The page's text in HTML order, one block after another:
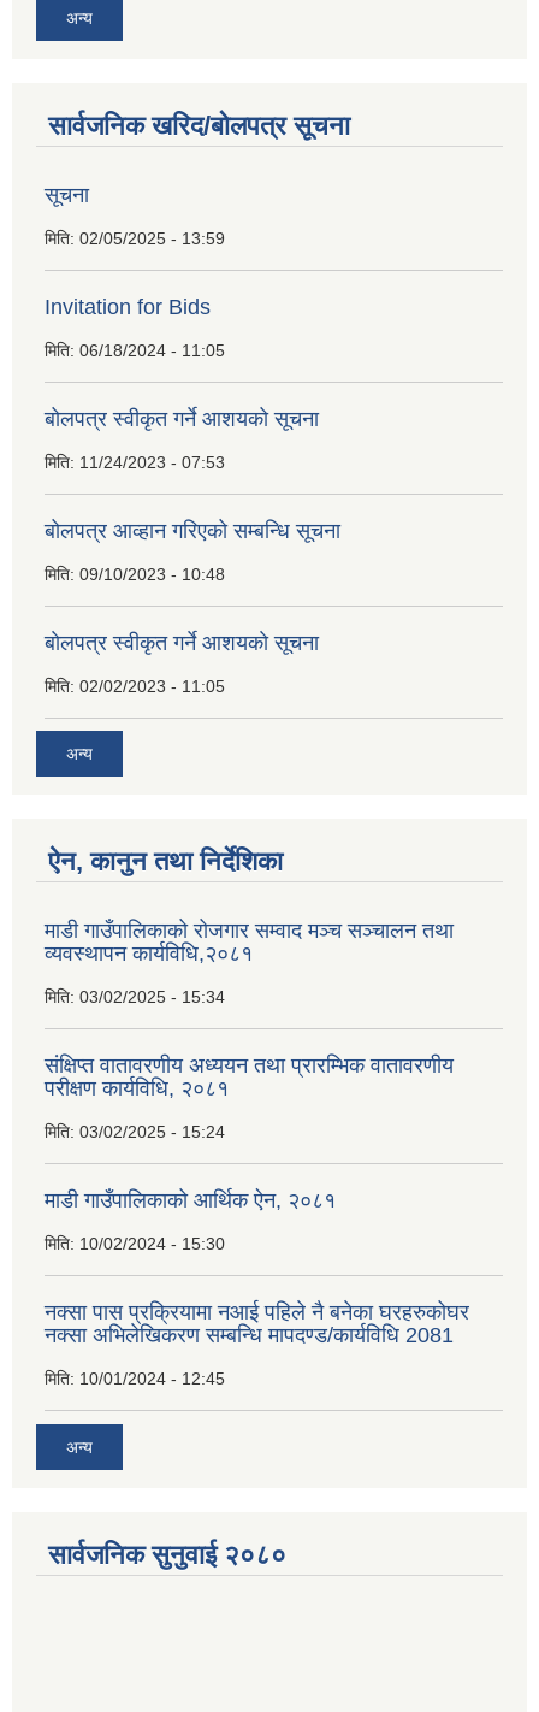
अन्य
सार्वजनिक खरिद/बोलपत्र सूचना
सूचना
मिति: 02/05/2025 - 13:59
Invitation for Bids
मिति: 06/18/2024 - 11:05
बोलपत्र स्वीकृत गर्ने आशयको सूचना
मिति: 11/24/2023 - 07:53
बोलपत्र आव्हान गरिएको सम्बन्धि सूचना
मिति: 09/10/2023 - 10:48
बाेलपत्र स्वीकृत गर्ने आशयकाे सूचना
मिति: 02/02/2023 - 11:05
अन्य
ऐन, कानुन तथा निर्देशिका
माडी गाउँपालिकाको रोजगार सम्वाद मञ्च सञ्चालन तथा
व्यवस्थापन कार्यविधि,२०८१
मिति: 03/02/2025 - 15:34
संक्षिप्त वातावरणीय अध्ययन तथा प्रारम्भिक वातावरणीय
परीक्षण कार्यविधि, २०८१
मिति: 03/02/2025 - 15:24
माडी गाउँपालिकाको आर्थिक ऐन, २०८१
मिति: 10/02/2024 - 15:30
नक्सा पास प्रक्रियामा नआई पहिले नै बनेका घरहरुकोघर
नक्सा अभिलेखिकरण सम्बन्धि मापदण्ड/कार्यविधि 2081
मिति: 10/01/2024 - 12:45
अन्य
सार्वजनिक सुनुवाई २०८०